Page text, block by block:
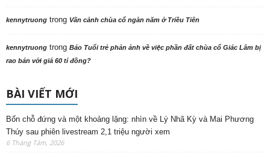
kennytruong trong Vãn cảnh chùa cổ ngàn năm ở Triều Tiên
kennytruong trong Báo Tuổi trẻ phản ảnh về việc phần đất chùa cổ Giác Lâm bị
rao bán với giá 60 tỉ đồng?
BÀI VIẾT MỚI
Bốn chỗ đứng và một khoảng lặng: nhìn về Lý Nhã Kỳ và Mai Phương
Thúy sau phiên livestream 2,1 triệu người xem
6 Tháng Tám, 2026